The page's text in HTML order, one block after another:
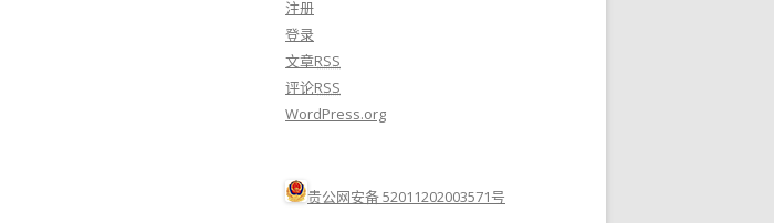
注册
登录
文章RSS
评论RSS
WordPress.org
贵公网安备 52011202003571号